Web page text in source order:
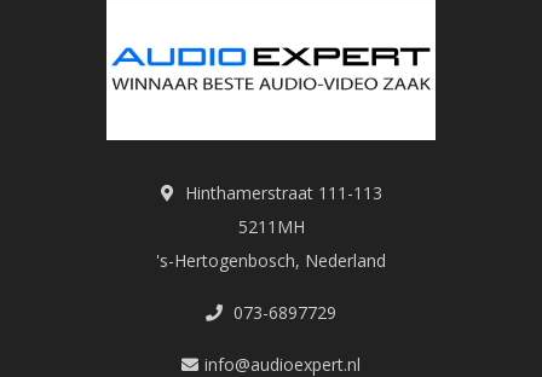
Hinthamerstraat 111-113
5211MH
's-Hertogenbosch, Nederland
073-6897729
info@audioexpert.nl